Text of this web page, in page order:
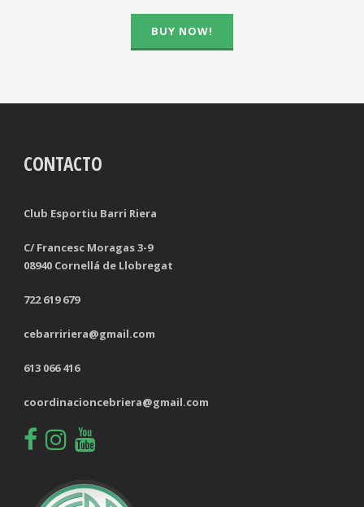
BUY NOW!
CONTACTO
Club Esportiu Barri Riera
C/ Francesc Moragas 3-9
08940 Cornellá de Llobregat
722 619 679
cebarririera@gmail.com
613 066 416
coordinacioncebriera@gmail.com